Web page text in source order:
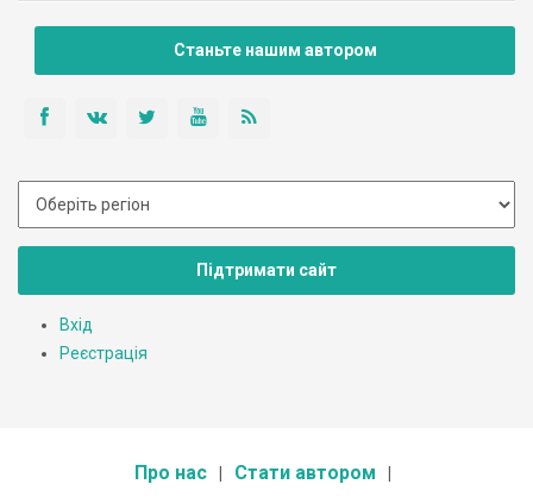
Станьте нашим автором
Підтримати сайт
Вхід
Реєстрація
Про нас Стати автором